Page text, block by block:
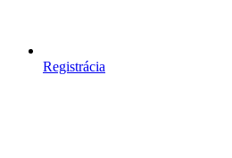
Registrácia